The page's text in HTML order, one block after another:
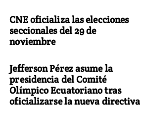
CNE oficializa las elecciones
seccionales del 29 de
noviembre
Jefferson Pérez asume la
presidencia del Comité
Olímpico Ecuatoriano tras
oficializarse la nueva directiva